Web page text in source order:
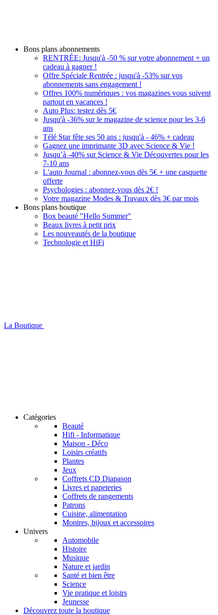
Bons plans abonnements
RENTRÉE: Jusqu'à -50 % sur votre abonnement + un
cadeau à gagner !
Offre Spéciale Rentrée : jusqu'à -53% sur vos
abonnements sans engagement !
Offres 100% numériques : vos magazines vous suivent
partout en vacances !
Auto Plus: testez dès 5€
Jusqu'à -36% sur le magazine de science pour les 3-6
ans
Télé Star fête ses 50 ans : jusqu'à - 46% + cadeau
Gagnez une imprimante 3D avec Science & Vie !
Jusqu’à -40% sur Science & Vie Découvertes pour les
7-10 ans
L'auto Journal : abonnez-vous dès 5€ + une casquette
offerte
Psychologies : abonnez-vous dès 2€ !
Votre magazine Modes & Travaux dès 3€ par mois
Bons plans boutique
Box beauté "Hello Summer"
Beaux livres à petit prix
Les nouveautés de la boutique
Technologie et HiFi
La Boutique
Catégories
Beauté
Hifi - Informatique
Maison - Déco
Loisirs créatifs
Plantes
Jeux
Coffrets CD Diapason
Livres et papeteries
Coffrets de rangements
Patrons
Cuisine, alimentation
Montres, bijoux et accessoires
Univers
Automobile
Histoire
Musique
Nature et jardin
Santé et bien être
Science
Vie pratique et loisirs
Jeunesse
Découvrez toute la boutique